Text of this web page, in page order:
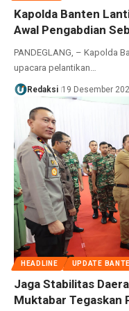
Kapolda Banten
Awal Pengabdian
PANDEGLANG, – Kapolda
upacara pelantikan…
Redaksi 19 Desember
HEADLINE UPDATE
Jaga Stabilitas
Muktabar Tegaskan